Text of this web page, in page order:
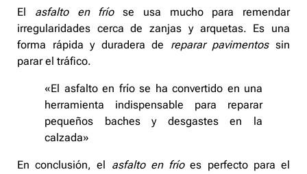
El asfalto en fríose usa mucho para remendar
irregularidades cerca de zanjas y arquetas. Es una
forma rápida y duradera de reparar pavimentossin
parar el tráfico.
«El asfalto en frío se ha convertido en una
herramienta indispensable para reparar
pequeños baches y desgastes en la
calzada»
En conclusión, el asfalto en fríoes perfecto para el